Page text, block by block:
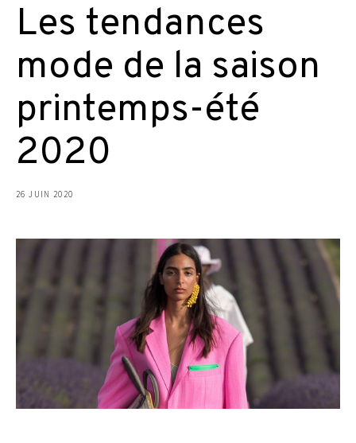
Les tendances
mode de la saison
printemps-été
2020
26 JUIN 2020